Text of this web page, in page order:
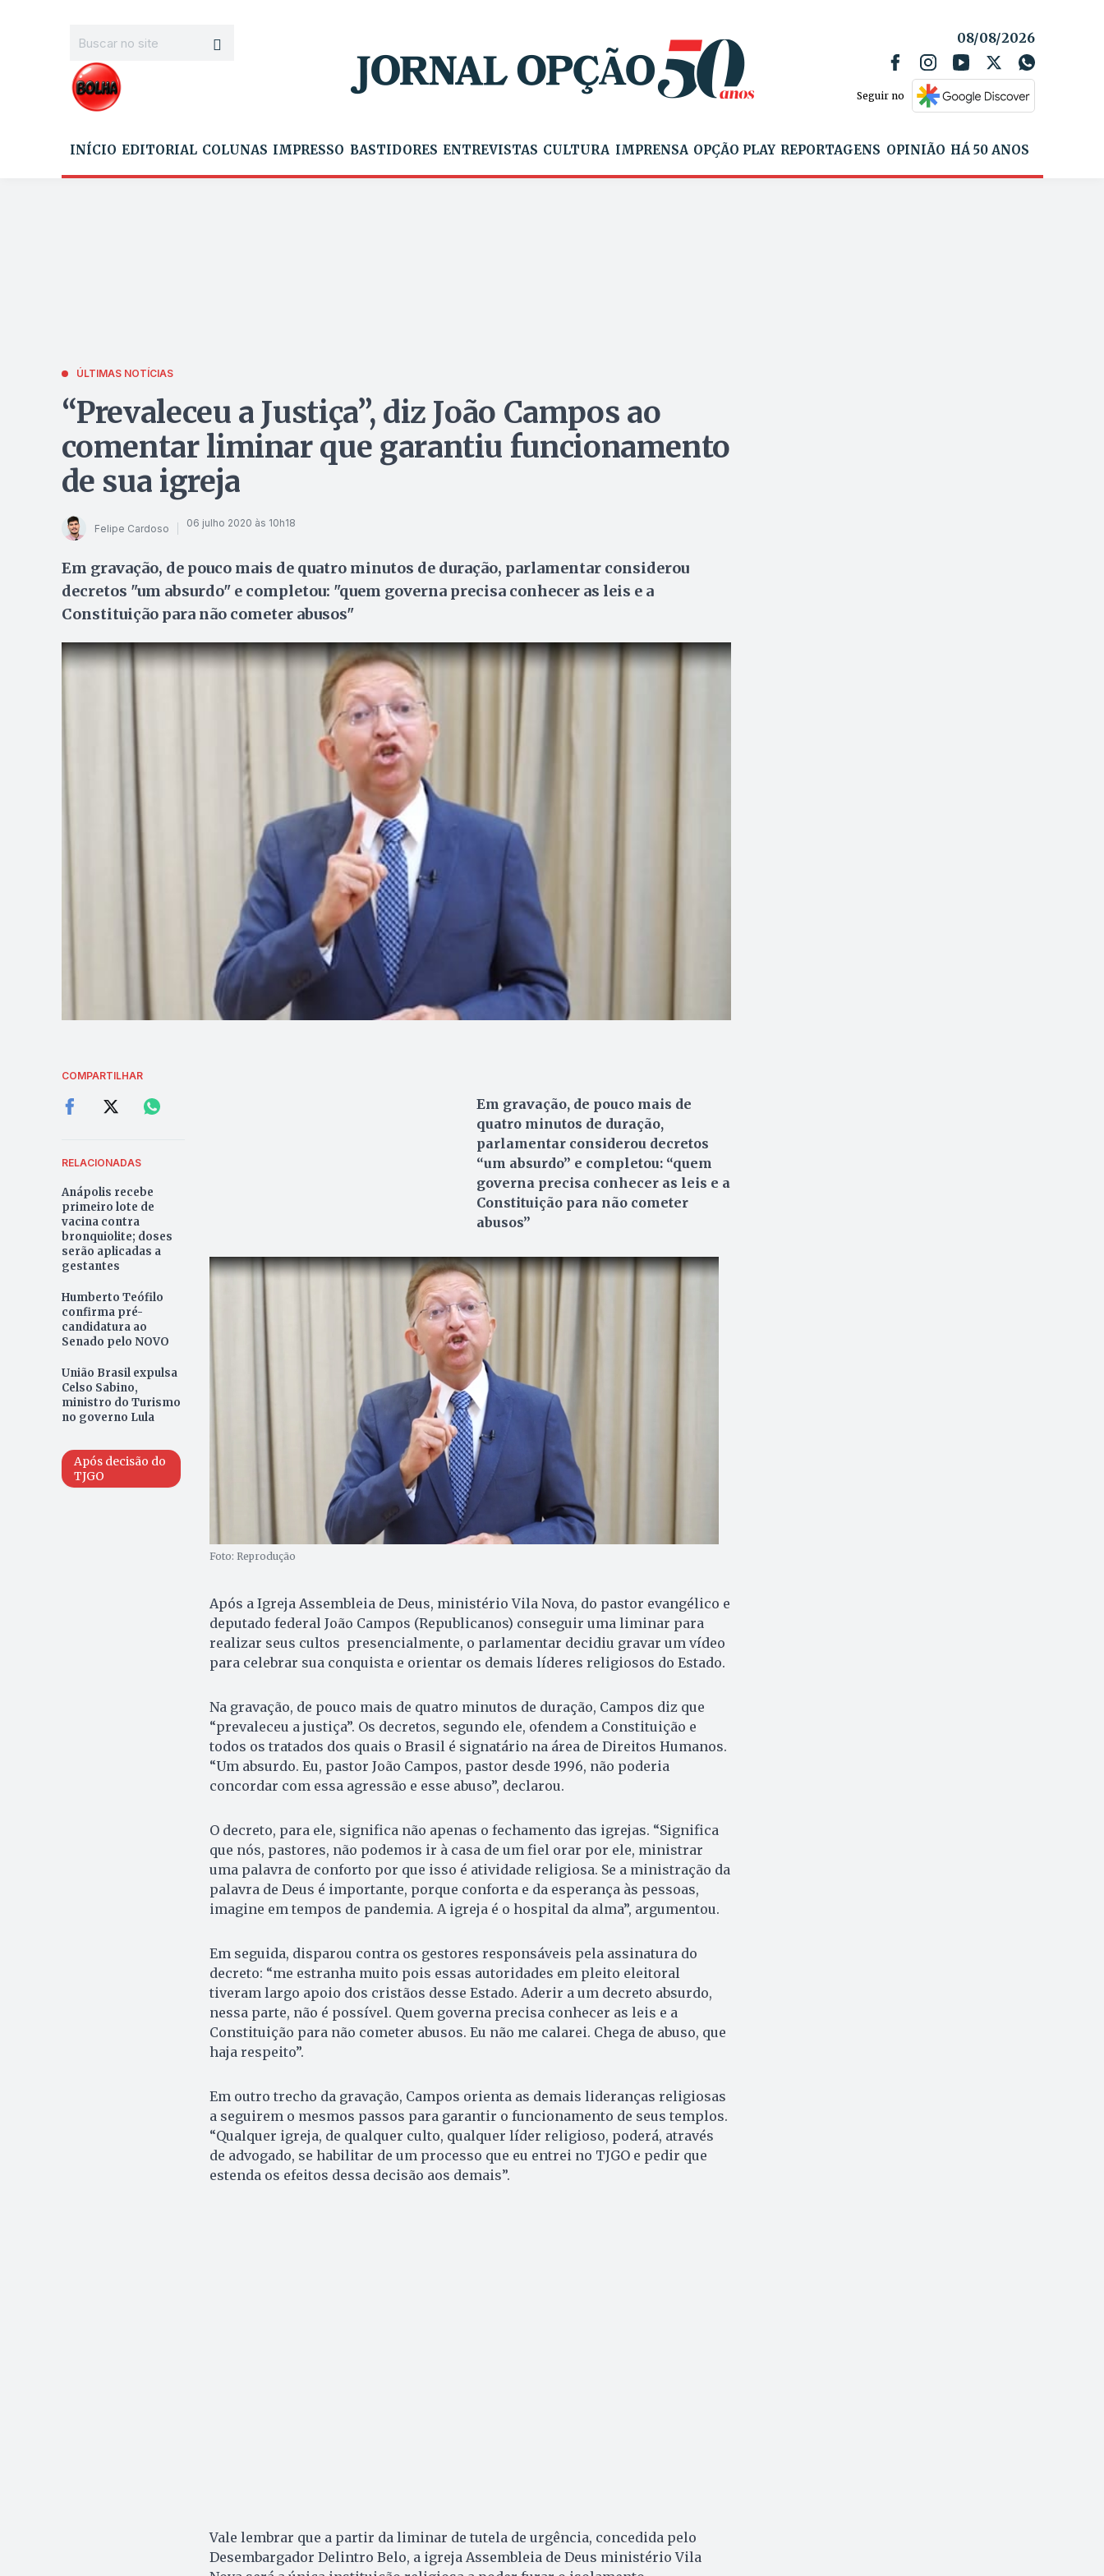
08/08/2026
Seguir no
INÍCIO EDITORIAL COLUNAS IMPRESSO BASTIDORES ENTREVISTAS CULTURA IMPRENSA OPÇÃO PLAY REPORTAGENS OPINIÃO HÁ 50 ANOS
ÚLTIMAS NOTÍCIAS
“Prevaleceu a Justiça”, diz João Campos ao
comentar liminar que garantiu funcionamento
de sua igreja
Felipe Cardoso 06 julho 2020 às 10h18
Em gravação, de pouco mais de quatro minutos de duração, parlamentar considerou
decretos "um absurdo" e completou: "quem governa precisa conhecer as leis e a
Constituição para não cometer abusos"
COMPARTILHAR
RELACIONADAS
Anápolis recebe
primeiro lote de
vacina contra
bronquiolite; doses
serão aplicadas a
gestantes
Humberto Teófilo
confirma pré-
candidatura ao
Senado pelo NOVO
União Brasil expulsa
Celso Sabino,
ministro do Turismo
no governo Lula
Após decisão do
TJGO
Em gravação, de pouco mais de
quatro minutos de duração,
parlamentar considerou decretos
“um absurdo” e completou: “quem
governa precisa conhecer as leis e a
Constituição para não cometer
abusos”
Foto: Reprodução
Após a Igreja Assembleia de Deus, ministério Vila Nova, do pastor evangélico e
deputado federal João Campos (Republicanos) conseguir uma liminar para
realizar seus cultos presencialmente, o parlamentar decidiu gravar um vídeo
para celebrar sua conquista e orientar os demais líderes religiosos do Estado.
Na gravação, de pouco mais de quatro minutos de duração, Campos diz que
“prevaleceu a justiça”. Os decretos, segundo ele, ofendem a Constituição e
todos os tratados dos quais o Brasil é signatário na área de Direitos Humanos.
“Um absurdo. Eu, pastor João Campos, pastor desde 1996, não poderia
concordar com essa agressão e esse abuso”, declarou.
O decreto, para ele, significa não apenas o fechamento das igrejas. “Significa
que nós, pastores, não podemos ir à casa de um fiel orar por ele, ministrar
uma palavra de conforto por que isso é atividade religiosa. Se a ministração da
palavra de Deus é importante, porque conforta e da esperança às pessoas,
imagine em tempos de pandemia. A igreja é o hospital da alma”, argumentou.
Em seguida, disparou contra os gestores responsáveis pela assinatura do
decreto: “me estranha muito pois essas autoridades em pleito eleitoral
tiveram largo apoio dos cristãos desse Estado. Aderir a um decreto absurdo,
nessa parte, não é possível. Quem governa precisa conhecer as leis e a
Constituição para não cometer abusos. Eu não me calarei. Chega de abuso, que
haja respeito”.
Em outro trecho da gravação, Campos orienta as demais lideranças religiosas
a seguirem o mesmos passos para garantir o funcionamento de seus templos.
“Qualquer igreja, de qualquer culto, qualquer líder religioso, poderá, através
de advogado, se habilitar de um processo que eu entrei no TJGO e pedir que
estenda os efeitos dessa decisão aos demais”.
Vale lembrar que a partir da liminar de tutela de urgência, concedida pelo
Desembargador Delintro Belo, a igreja Assembleia de Deus ministério Vila